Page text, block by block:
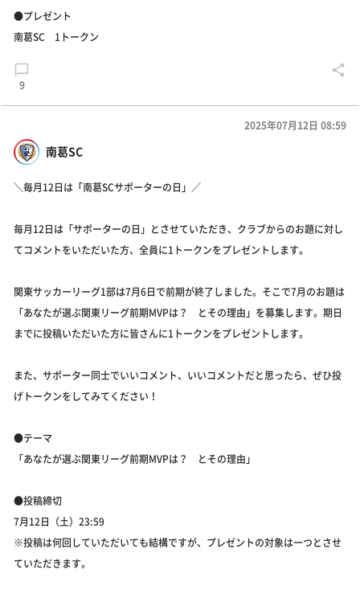
●プレゼント
南葛SC 1トークン
9
南葛SC
2025年07月12日 08:59
＼毎月12日は「南葛SCサポーターの日」／
毎月12日は「サポーターの日」とさせていただき、クラブからのお題に対し
てコメントをいただいた方、全員に1トークンをプレゼントします。
関東サッカーリーグ1部は7月6日で前期が終了しました。そこで7月のお題は
「あなたが選ぶ関東リーグ前期MVPは？ とその理由」を募集します。期日
までに投稿いただいた方に皆さんに1トークンをプレゼントします。
また、サポーター同士でいいコメント、いいコメントだと思ったら、ぜひ投
げトークンをしてみてください！
●テーマ
「あなたが選ぶ関東リーグ前期MVPは？ とその理由」
●投稿締切
7月12日（土）23:59
※投稿は何回していただいても結構ですが、プレゼントの対象は一つとさせ
ていただきます。